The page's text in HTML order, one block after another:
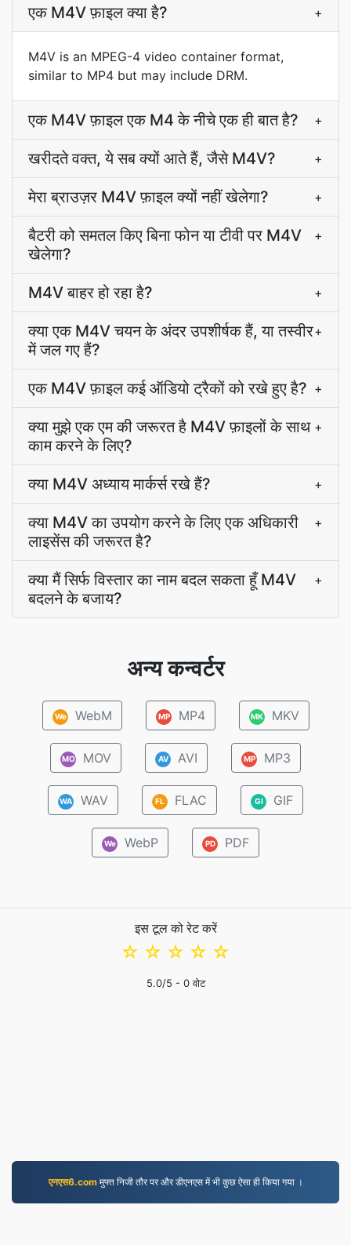
एक M4V फ़ाइल क्या है? +
M4V is an MPEG-4 video container format,
similar to MP4 but may include DRM.
एक M4V फ़ाइल एक M4 के नीचे एक ही बात है? +
खरीदते वक्‍त, ये सब क्यों आते हैं, जैसे M4V? +
मेरा ब्राउज़र M4V फ़ाइल क्यों नहीं खेलेगा? +
बैटरी को समतल किए बिना फोन या टीवी पर M4V
खेलेगा?
+
M4V बाहर हो रहा है? +
क्या एक M4V चयन के अंदर उपशीर्षक हैं, या तस्वीर
में जल गए हैं?
+
एक M4V फ़ाइल कई ऑडियो ट्रैकों को रखे हुए है? +
क्या मुझे एक एम की जरूरत है M4V फ़ाइलों के साथ
काम करने के लिए?
+
क्या M4V अध्याय मार्कर्स रखे हैं? +
क्या M4V का उपयोग करने के लिए एक अधिकारी
लाइसेंस की जरूरत है?
+
क्या मैं सिर्फ विस्तार का नाम बदल सकता हूँ M4V
बदलने के बजाय?
+
अन्य कन्वर्टर
We WebM MP MP4 MK MKV
MO MOV AV AVI MP MP3
WA WAV FL FLAC GI GIF
We WebP PD PDF
इस टूल को रेट करें
☆
☆
☆
☆
☆
5.0/5 - 0वोट
एनएस6.comमुफ्त निजी तौर पर और डीएनएस में भी कुछ ऐसा ही किया गया ।